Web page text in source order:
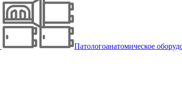
Патологоанатомическое